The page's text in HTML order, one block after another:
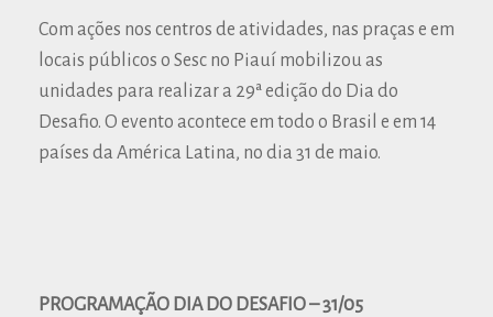
Com ações nos centros de atividades, nas praças e em
locais públicos o Sesc no Piauí mobilizou as
unidades para realizar a 29ª edição do Dia do
Desafio. O evento acontece em todo o Brasil e em 14
países da América Latina, no dia 31 de maio.
PROGRAMAÇÃO DIA DO DESAFIO – 31/05